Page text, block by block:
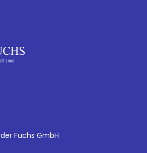
Fuchs GmbH